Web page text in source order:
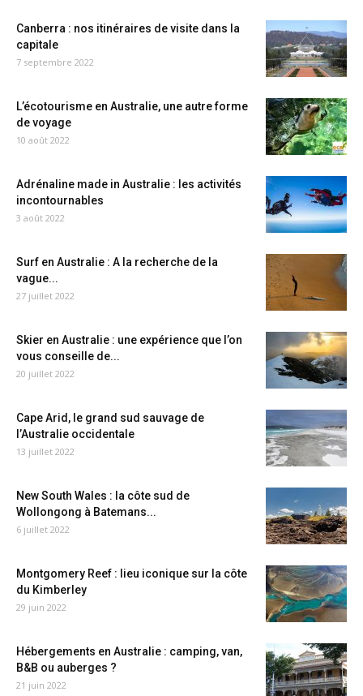
Canberra : nos itinéraires de visite dans la
capitale
7 septembre 2022
L’écotourisme en Australie, une autre forme
de voyage
10 août 2022
Adrénaline made in Australie : les activités
incontournables
3 août 2022
Surf en Australie : A la recherche de la
vague...
27 juillet 2022
Skier en Australie : une expérience que l’on
vous conseille de...
20 juillet 2022
Cape Arid, le grand sud sauvage de
l’Australie occidentale
13 juillet 2022
New South Wales : la côte sud de
Wollongong à Batemans...
6 juillet 2022
Montgomery Reef : lieu iconique sur la côte
du Kimberley
29 juin 2022
Hébergements en Australie : camping, van,
B&B ou auberges ?
21 juin 2022